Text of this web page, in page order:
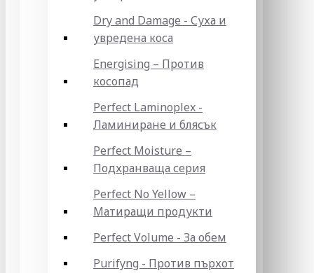
Dry and Damage - Суха и
увредена коса
Energising – Против
косопад
Perfect Laminoplex -
Ламиниране и блясък
Perfect Moisture –
Подхранваща серия
Perfect No Yellow –
Матиращи продукти
Perfect Volume - За обем
Purifyng - Против пърхот